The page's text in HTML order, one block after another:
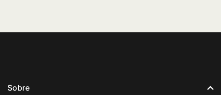
Sobre